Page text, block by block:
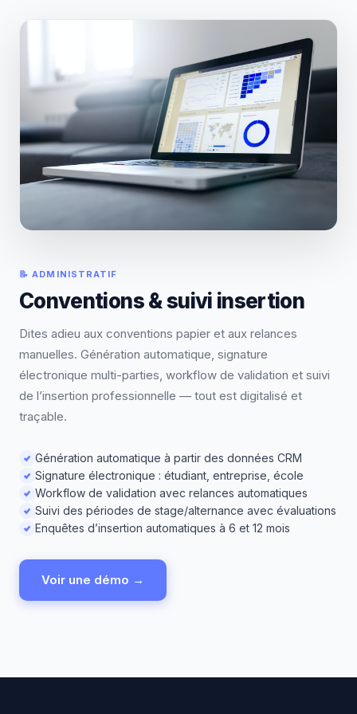
📝 ADMINISTRATIF
Conventions & suivi insertion
Dites adieu aux conventions papier et aux relances
manuelles. Génération automatique, signature
électronique multi-parties, workflow de validation et suivi
de l’insertion professionnelle — tout est digitalisé et
traçable.
Génération automatique à partir des données CRM
Signature électronique : étudiant, entreprise, école
Workflow de validation avec relances automatiques
Suivi des périodes de stage/alternance avec évaluations
Enquêtes d’insertion automatiques à 6 et 12 mois
Voir une démo →